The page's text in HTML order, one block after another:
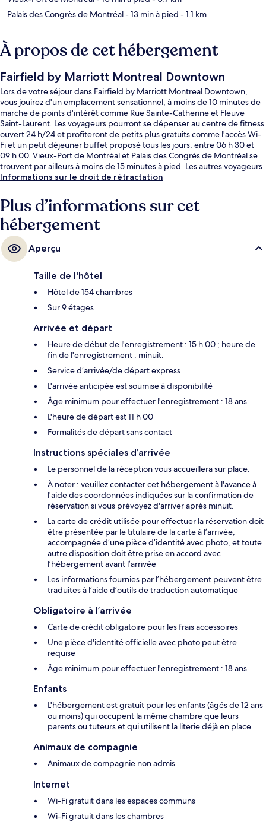
Palais des Congrès de Montréal- 13 min à pied - 1.1 km
À propos de cet hébergement
Fairfield by Marriott Montreal Downtown
Lors de votre séjour dans Fairfield by Marriott Montreal Downtown,
vous jouirez d'un emplacement sensationnel, à moins de 10 minutes de
marche de points d'intérêt comme Rue Sainte-Catherine et Fleuve
Saint-Laurent. Les voyageurs pourront se dépenser au centre de fitness
ouvert 24 h/24 et profiteront de petits plus gratuits comme l'accès Wi-
Fi et un petit déjeuner buffet proposé tous les jours, entre 06 h 30 et
09 h 00. Vieux-Port de Montréal et Palais des Congrès de Montréal se
trouvent par ailleurs à moins de 15 minutes à pied. Les autres voyageurs
adorent le personnel attentionné et l'emplacement. Les transports
UQAM est à 2 min et Station de métro Champ-de-Mars, à 7 min.
Informations sur le droit de rétractation
Plus d’informations sur cet
hébergement
Aperçu
Taille de l'hôtel
Hôtel de 154 chambres
Sur 9 étages
Arrivée et départ
Heure de début de l'enregistrement : 15 h 00 ; heure de
fin de l'enregistrement : minuit.
Service d’arrivée/de départ express
L'arrivée anticipée est soumise à disponibilité
Âge minimum pour effectuer l'enregistrement : 18 ans
L'heure de départ est 11 h 00
Formalités de départ sans contact
Instructions spéciales d’arrivée
Le personnel de la réception vous accueillera sur place.
À noter : veuillez contacter cet hébergement à l'avance à
l'aide des coordonnées indiquées sur la confirmation de
réservation si vous prévoyez d'arriver après minuit.
La carte de crédit utilisée pour effectuer la réservation doit
être présentée par le titulaire de la carte à l’arrivée,
accompagnée d’une pièce d’identité avec photo, et toute
autre disposition doit être prise en accord avec
l’hébergement avant l’arrivée
Les informations fournies par l’hébergement peuvent être
traduites à l’aide d’outils de traduction automatique
Obligatoire à l’arrivée
Carte de crédit obligatoire pour les frais accessoires
Une pièce d'identité officielle avec photo peut être
requise
Âge minimum pour effectuer l'enregistrement : 18 ans
Enfants
L'hébergement est gratuit pour les enfants (âgés de 12 ans
ou moins) qui occupent la même chambre que leurs
parents ou tuteurs et qui utilisent la literie déjà en place.
Animaux de compagnie
Animaux de compagnie non admis
Internet
Wi-Fi gratuit dans les espaces communs
Wi-Fi gratuit dans les chambres